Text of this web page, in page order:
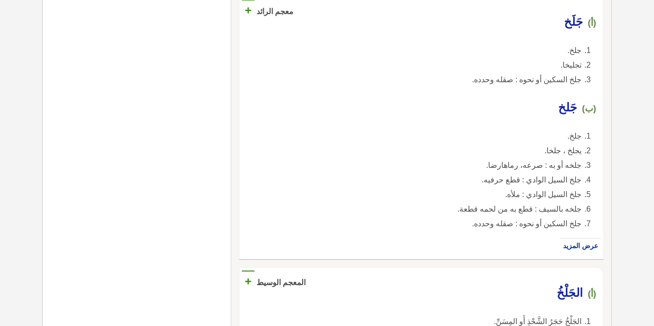
معجم الرائد +
(أ) جَلَخ
جلخ.
تجليخا.
جلخ السكين أو نحوه : صقله وحدده.
(ب) جَلخ
جلخ.
يجلخ ، جلخا.
جلخه أو به : صرعه، رماهارضا.
جلخ السيل الوادي : قطع حرفيه.
جلخ السيل الوادي : ملأه.
جلخه بالسيف : قطع به من لحمه قطعة.
جلخ السكين أو نحوه : صقله وحدده.
عرض المزيد
المعجم الوسيط +
(أ) الجَلْخُ
الجَلْخُ حَجَرُ الشَّحْذِ أَو المِسَنِّ.